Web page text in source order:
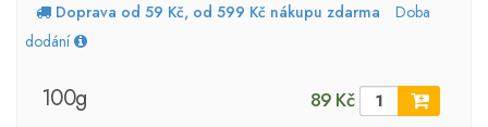
Doprava od 59 Kč, od 599 Kč nákupu zdarma
Doba
dodání
100g 89 Kč